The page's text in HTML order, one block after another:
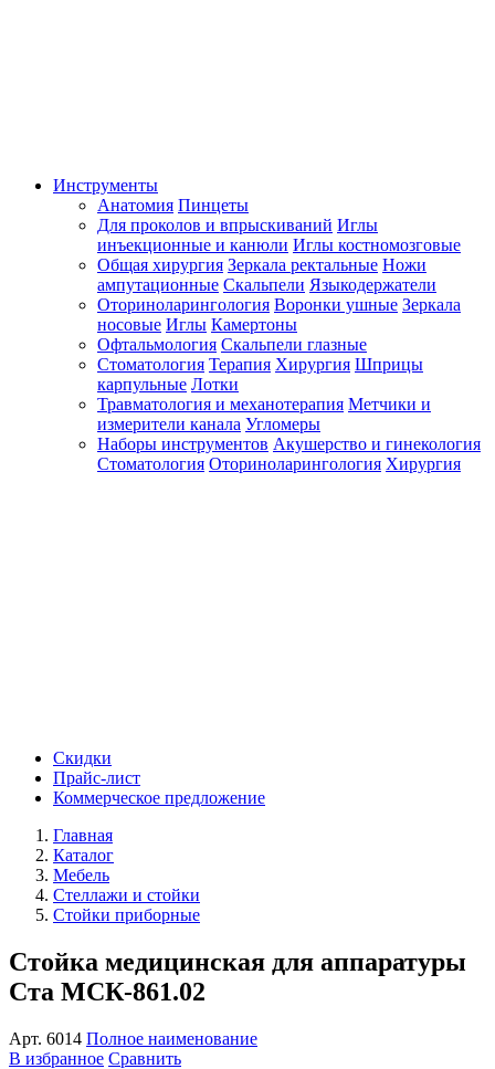
Инструменты
Анатомия Пинцеты
Для проколов и впрыскиваний Иглы
инъекционные и канюли Иглы костномозговые
Общая хирургия Зеркала ректальные Ножи
ампутационные Скальпели Языкодержатели
Оториноларингология Воронки ушные Зеркала
носовые Иглы Камертоны
Офтальмология Скальпели глазные
Стоматология Терапия Хирургия Шприцы
карпульные Лотки
Травматология и механотерапия Метчики и
измерители канала Угломеры
Наборы инструментов Акушерство и гинекология
Стоматология Оториноларингология Хирургия
Скидки
Прайс-лист
Коммерческое предложение
Главная
Каталог
Мебель
Стеллажи и стойки
Стойки приборные
Стойка медицинская для аппаратуры
Ста МСК-861.02
Арт. 6014 Полное наименование
В избранное Сравнить